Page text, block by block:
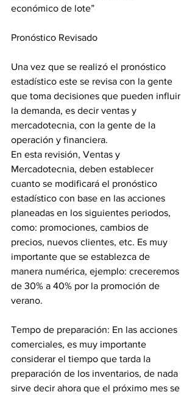
económico de lote”
Pronóstico Revisado
Una vez que se realizó el pronóstico
estadístico este se revisa con la gente
que toma decisiones que pueden influir
la demanda, es decir ventas y
mercadotecnia, con la gente de la
operación y financiera.
En esta revisión, Ventas y
Mercadotecnia, deben establecer
cuanto se modificará el pronóstico
estadístico con base en las acciones
planeadas en los siguientes periodos,
como: promociones, cambios de
precios, nuevos clientes, etc. Es muy
importante que se establezca de
manera numérica, ejemplo: creceremos
de 30% a 40% por la promoción de
verano.
Tempo de preparación: En las acciones
comerciales, es muy importante
considerar el tiempo que tarda la
preparación de los inventarios, de nada
sirve decir ahora que el próximo mes se